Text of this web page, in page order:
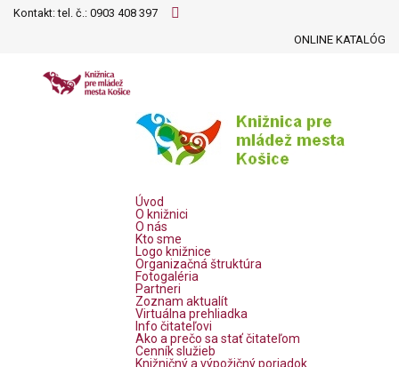
Kontakt: tel. č.: 0903 408 397
ONLINE KATALÓG
Úvod
O knižnici
O nás
Kto sme
Logo knižnice
Organizačná štruktúra
Fotogaléria
Partneri
Zoznam aktualít
Virtuálna prehliadka
Info čitateľovi
Ako a prečo sa stať čitateľom
Cenník služieb
Knižničný a výpožičný poriadok